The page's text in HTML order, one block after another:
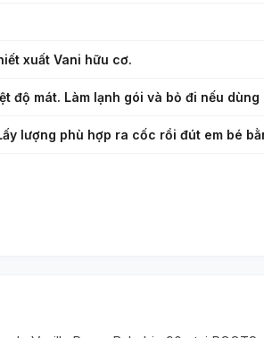
xuất Vani hữu cơ.
độ mát. Làm lạnh gói và bỏ đi nếu
lượng phù hợp ra cốc rồi đút em bé